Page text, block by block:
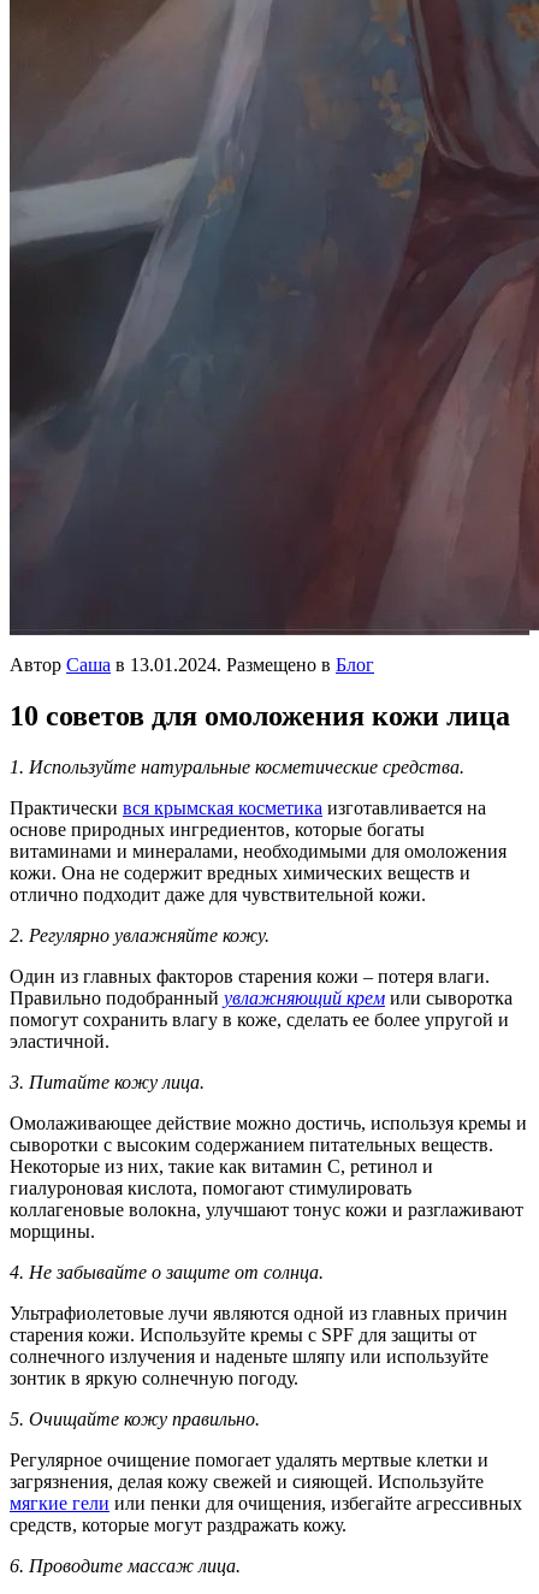
Автор Саша в 13.01.2024. Размещено в Блог
10 советов для омоложения кожи лица
1. Используйте натуральные косметические средства.
Практически вся крымская косметика изготавливается на
основе природных ингредиентов, которые богаты
витаминами и минералами, необходимыми для омоложения
кожи. Она не содержит вредных химических веществ и
отлично подходит даже для чувствительной кожи.
2. Регулярно увлажняйте кожу.
Один из главных факторов старения кожи – потеря влаги.
Правильно подобранный увлажняющий крем или сыворотка
помогут сохранить влагу в коже, сделать ее более упругой и
эластичной.
3. Питайте кожу лица.
Омолаживающее действие можно достичь, используя кремы и
сыворотки с высоким содержанием питательных веществ.
Некоторые из них, такие как витамин С, ретинол и
гиалуроновая кислота, помогают стимулировать
коллагеновые волокна, улучшают тонус кожи и разглаживают
морщины.
4. Не забывайте о защите от солнца.
Ультрафиолетовые лучи являются одной из главных причин
старения кожи. Используйте кремы с SPF для защиты от
солнечного излучения и наденьте шляпу или используйте
зонтик в яркую солнечную погоду.
5. Очищайте кожу правильно.
Регулярное очищение помогает удалять мертвые клетки и
загрязнения, делая кожу свежей и сияющей. Используйте
мягкие гели или пенки для очищения, избегайте агрессивных
средств, которые могут раздражать кожу.
6. Проводите массаж лица.